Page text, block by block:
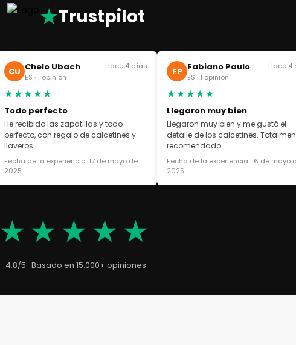
★Trustpilot
CU Chelo Ubach
ES · 1 opinión
Hace 4 días
★★★★★
Todo perfecto
He recibido las zapatillas y todo
perfecto, con regalo de calcetines y
llaveros.
Fecha de la experiencia: 17 de mayo de
2025
FP Fabiano Paulo
ES · 1 opinión
Hace 4
★★★★★
Llegaron muy bien
Llegaron muy bien y me gustó el
detalle de los calcetines.
recomendado.
Fecha de la experiencia: 16 de mayo
2025
★★★★★
4.8/5 · Basado en 15.000+ opiniones